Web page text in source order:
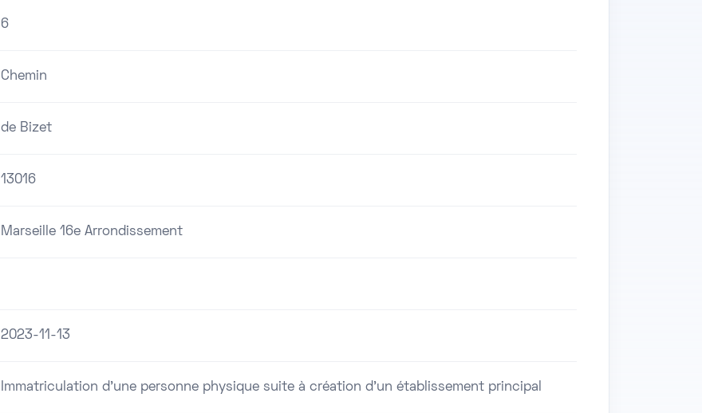
6
Chemin
de Bizet
13016
Marseille 16e Arrondissement
2023-11-13
Immatriculation d'une personne physique suite à création d'un établissement principal